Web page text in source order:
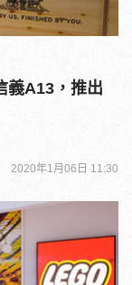
義A13，推出
2020年1月06日 11:30